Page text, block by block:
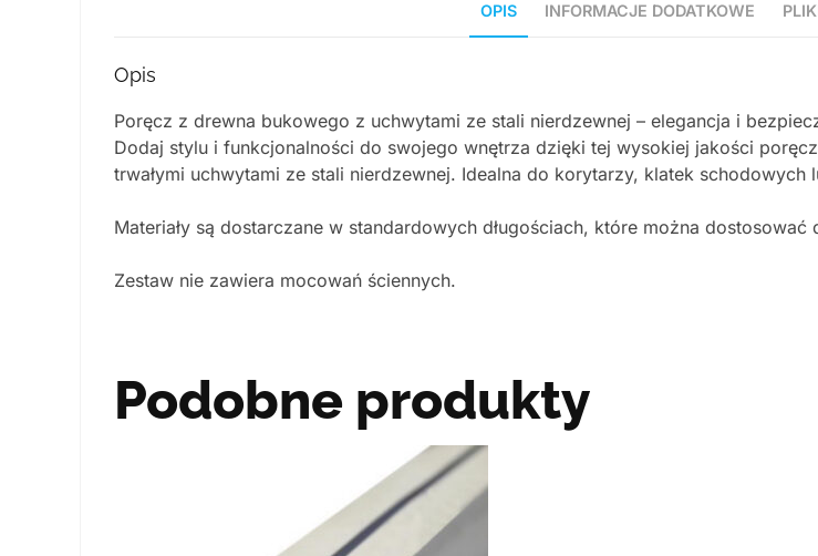
OPIS INFORMACJE DODATKOWE
Opis
Poręcz z drewna bukowego z uchwytami ze stali nierdzewnej – elegancja i
Dodaj stylu i funkcjonalności do swojego wnętrza dzięki tej wysokiej jakości
trwałymi uchwytami ze stali nierdzewnej. Idealna do korytarzy, klatek
Materiały są dostarczane w standardowych długościach, które można
Zestaw nie zawiera mocowań ściennych.
Podobne produkty